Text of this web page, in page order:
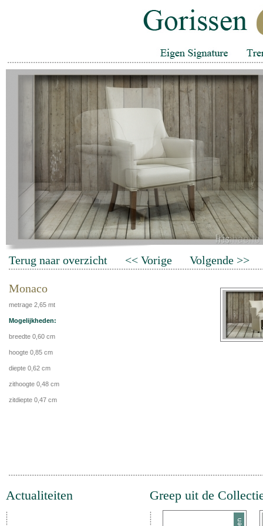
Terug naar overzicht << Vorige Volgende >>
Monaco
metrage 2,65 mt
Mogelijkheden:
breedte 0,60 cm
hoogte 0,85 cm
diepte 0,62 cm
zithoogte 0,48 cm
zitdiepte 0,47 cm
Actualiteiten Greep uit de